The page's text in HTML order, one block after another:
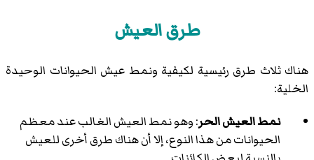
طرق العيش
هناك ثلاث طرق رئيسية لكيفية ونمط عيش الحيوانات الوحيدة
الخلية:
نمط العيش الحر: وهو نمط العيش الغالب عند معظم
الحيوانات من هذا النوع، إلا أن هناك طرق أخرى للعيش